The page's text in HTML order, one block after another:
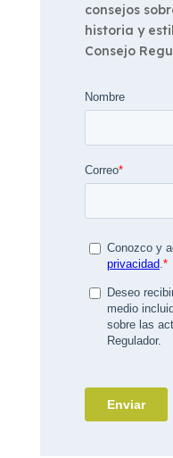
consejos
historia y
Consejo